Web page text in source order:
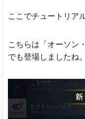
ここでチュートリア
こちらは「オーソン
でも登場しましたね。